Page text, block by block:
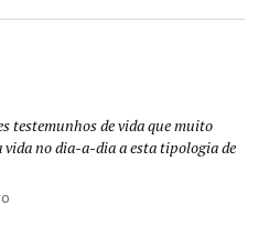
testemunhos de vida que muito
vida no dia-a-dia a esta tipologia de